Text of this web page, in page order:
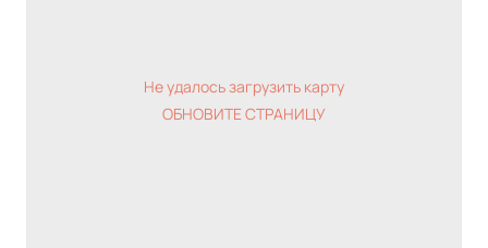
Не удалось загрузить карту
ОБНОВИТЕ СТРАНИЦУ